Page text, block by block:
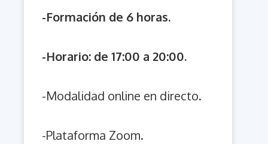
-Formación de 6 horas.
-Horario: de 17:00 a 20:00.
-Modalidad online en directo.
-Plataforma Zoom.